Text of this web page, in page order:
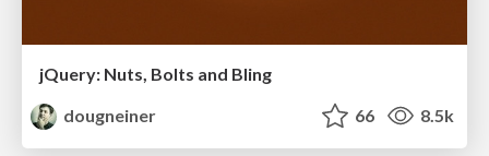
jQuery: Nuts, Bolts and Bling
dougneiner
66 8.5k